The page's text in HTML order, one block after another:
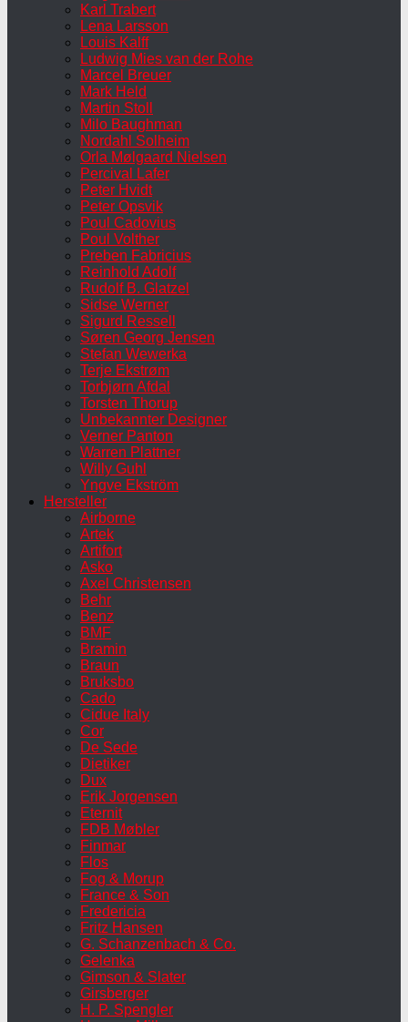
Karl Trabert
Lena Larsson
Louis Kalff
Ludwig Mies van der Rohe
Marcel Breuer
Mark Held
Martin Stoll
Milo Baughman
Nordahl Solheim
Orla Mølgaard Nielsen
Percival Lafer
Peter Hvidt
Peter Opsvik
Poul Cadovius
Poul Volther
Preben Fabricius
Reinhold Adolf
Rudolf B. Glatzel
Sidse Werner
Sigurd Ressell
Søren Georg Jensen
Stefan Wewerka
Terje Ekstrøm
Torbjørn Afdal
Torsten Thorup
Unbekannter Designer
Verner Panton
Warren Plattner
Willy Guhl
Yngve Ekström
Hersteller
Airborne
Artek
Artifort
Asko
Axel Christensen
Behr
Benz
BMF
Bramin
Braun
Bruksbo
Cado
Cidue Italy
Cor
De Sede
Dietiker
Dux
Erik Jorgensen
Eternit
FDB Møbler
Finmar
Flos
Fog & Morup
France & Son
Fredericia
Fritz Hansen
G. Schanzenbach & Co.
Gelenka
Gimson & Slater
Girsberger
H. P. Spengler